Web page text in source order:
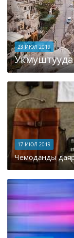
23 ИЮЛ 2019
17 ИЮЛ 2019
Чемоданды